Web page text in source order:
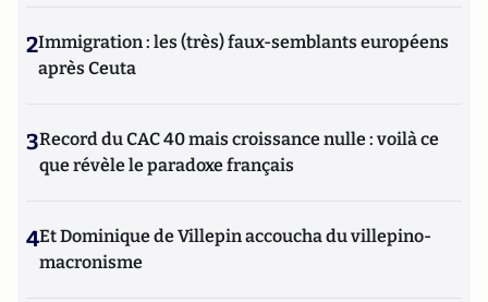
2Immigration : les (très) faux-semblants européens
après Ceuta
3Record du CAC 40 mais croissance nulle : voilà ce
que révèle le paradoxe français
4Et Dominique de Villepin accoucha du villepino-
macronisme